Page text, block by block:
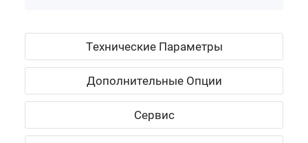
Технические Параметры
Дополнительные Опции
Сервис